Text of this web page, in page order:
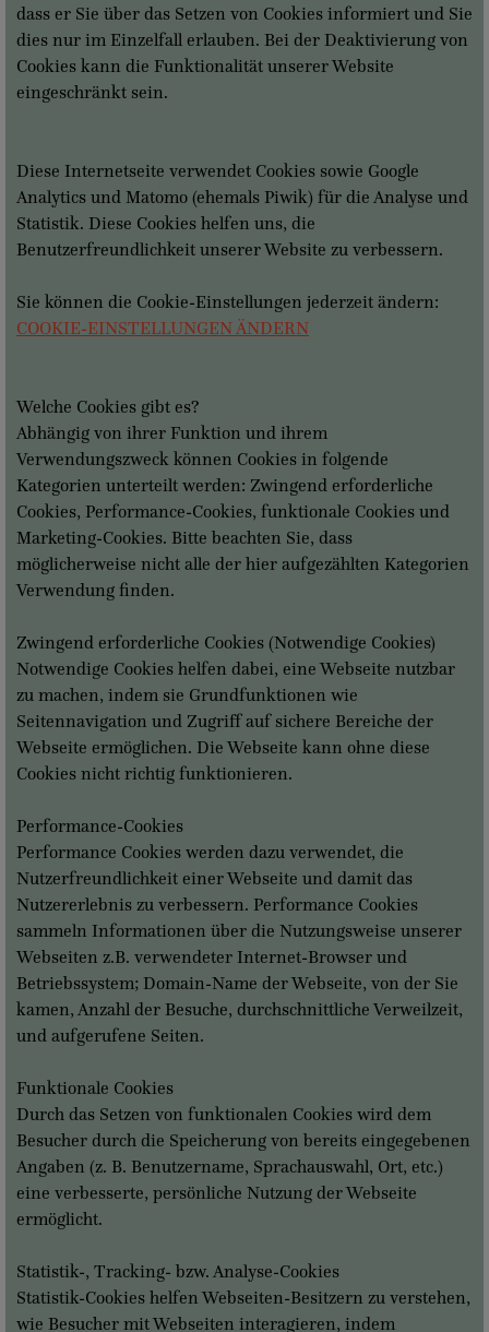
dass er Sie über das Setzen von Cookies informiert und Sie
dies nur im Einzelfall erlauben. Bei der Deaktivierung von
Cookies kann die Funktionalität unserer Website
eingeschränkt sein.
Diese Internetseite verwendet Cookies sowie Google
Analytics und Matomo (ehemals Piwik) für die Analyse und
Statistik. Diese Cookies helfen uns, die
Benutzerfreundlichkeit unserer Website zu verbessern.
Sie können die Cookie-Einstellungen jederzeit ändern:
COOKIE-EINSTELLUNGEN ÄNDERN
Welche Cookies gibt es?
Abhängig von ihrer Funktion und ihrem
Verwendungszweck können Cookies in folgende
Kategorien unterteilt werden: Zwingend erforderliche
Cookies, Performance-Cookies, funktionale Cookies und
Marketing-Cookies. Bitte beachten Sie, dass
möglicherweise nicht alle der hier aufgezählten Kategorien
Verwendung finden.
Zwingend erforderliche Cookies (Notwendige Cookies)
Notwendige Cookies helfen dabei, eine Webseite nutzbar
zu machen, indem sie Grundfunktionen wie
Seitennavigation und Zugriff auf sichere Bereiche der
Webseite ermöglichen. Die Webseite kann ohne diese
Cookies nicht richtig funktionieren.
Performance-Cookies
Performance Cookies werden dazu verwendet, die
Nutzerfreundlichkeit einer Webseite und damit das
Nutzererlebnis zu verbessern. Performance Cookies
sammeln Informationen über die Nutzungsweise unserer
Webseiten z.B. verwendeter Internet-Browser und
Betriebssystem; Domain-Name der Webseite, von der Sie
kamen, Anzahl der Besuche, durchschnittliche Verweilzeit,
und aufgerufene Seiten.
Funktionale Cookies
Durch das Setzen von funktionalen Cookies wird dem
Besucher durch die Speicherung von bereits eingegebenen
Angaben (z. B. Benutzername, Sprachauswahl, Ort, etc.)
eine verbesserte, persönliche Nutzung der Webseite
ermöglicht.
Statistik-, Tracking- bzw. Analyse-Cookies
Statistik-Cookies helfen Webseiten-Besitzern zu verstehen,
wie Besucher mit Webseiten interagieren, indem